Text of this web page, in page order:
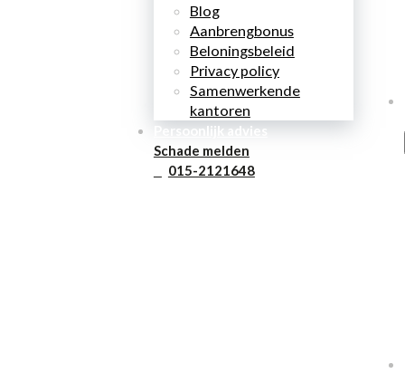
Blog
Aanbrengbonus
Beloningsbeleid
Privacy policy
Samenwerkende
kantoren
Persoonlijk advies
Schade melden
015-2121648